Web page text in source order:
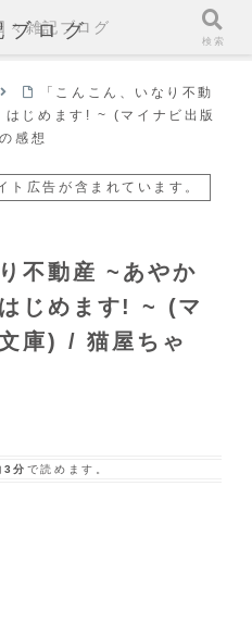
ブログ
「こんこん、いなり不動
はじめます! ~ (マイナビ出版
感想
ト広告が含まれています。
不動産 ~あやか
じめます! ~ (マ
庫) / 猫屋ちゃ
3分 で読めます。
々雑記ブログ
検索